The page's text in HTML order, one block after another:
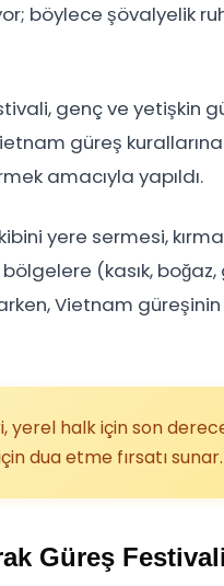
böylece şövalyelik
genç ve yetişkin
güreş
amacıyla yapıldı.
yere sermesi,
(kasık, boğaz,
Vietnam
halk için son
dua etme fırsatı sunar.
Güreş Festivali